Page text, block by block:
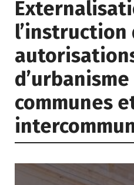
l’instruction
communes